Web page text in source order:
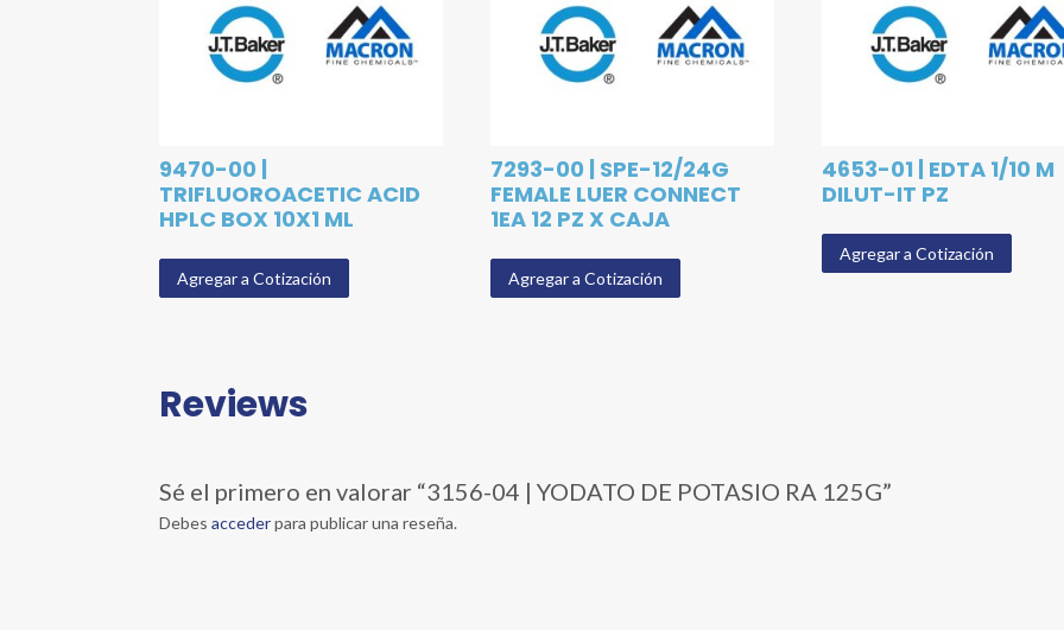
9470-00 |
TRIFLUOROACETIC ACID
HPLC BOX 10X1 ML
Agregar a Cotización
7293-00 | SPE-12/24G
FEMALE LUER CONNECT
1EA 12 PZ X CAJA
Agregar a Cotización
4653-01 | EDTA 1/10 M
DILUT-IT PZ
Agregar a Cotización
Reviews
Sé el primero en valorar “3156-04 | YODATO DE POTASIO RA 125G”
Debesaccederpara publicar una reseña.